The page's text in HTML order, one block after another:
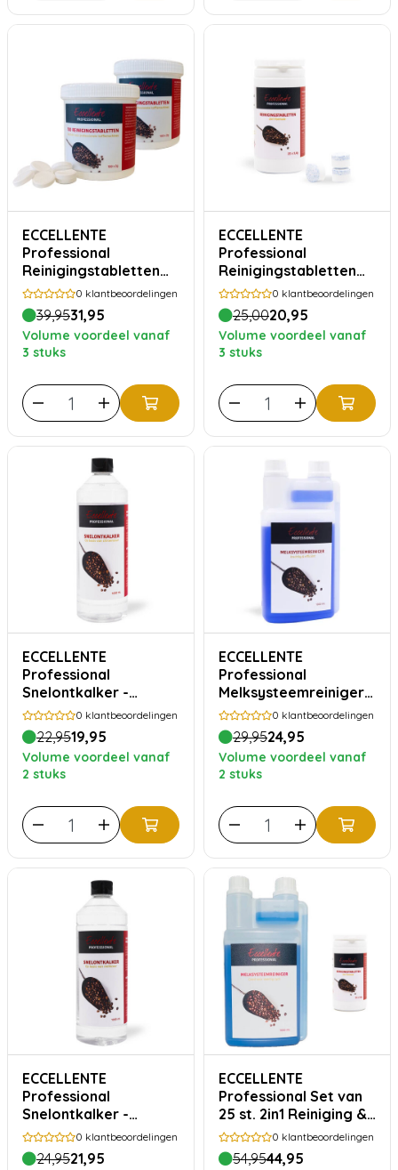
ECCELLENTE
Professional
Reinigingstabletten
voor Melitta Cafina
200x 2gram
0 klantbeoordelingen
39,9531,95
Volume voordeel vanaf
3 stuks
ECCELLENTE
Professional
Reinigingstabletten
25 x 3,4 gram
0 klantbeoordelingen
25,0020,95
Volume voordeel vanaf
3 stuks
ECCELLENTE
Professional
Snelontkalker -
citroenzuur 1000ml
0 klantbeoordelingen
22,9519,95
Volume voordeel vanaf
2 stuks
ECCELLENTE
Professional
Melksysteemreiniger
voor Melitta - 1000ml
0 klantbeoordelingen
29,9524,95
Volume voordeel vanaf
2 stuks
ECCELLENTE
Professional
Snelontkalker -
melkzuur 1000ml
0 klantbeoordelingen
24,9521,95
ECCELLENTE
Professional Set van
25 st. 2in1 Reiniging &
1L Melkreiniger
0 klantbeoordelingen
54,9544,95